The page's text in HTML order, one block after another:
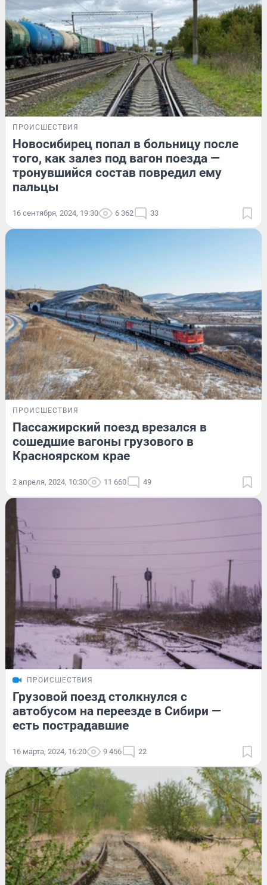
ПРОИСШЕСТВИЯ
Новосибирец попал в больницу после
того, как залез под вагон поезда —
тронувшийся состав повредил ему
пальцы
16 сентября, 2024, 19:30 6 362 33
ПРОИСШЕСТВИЯ
Пассажирский поезд врезался в
сошедшие вагоны грузового в
Красноярском крае
2 апреля, 2024, 10:30 11 660 49
ПРОИСШЕСТВИЯ
Грузовой поезд столкнулся с
автобусом на переезде в Сибири —
есть пострадавшие
16 марта, 2024, 16:20 9 456 22